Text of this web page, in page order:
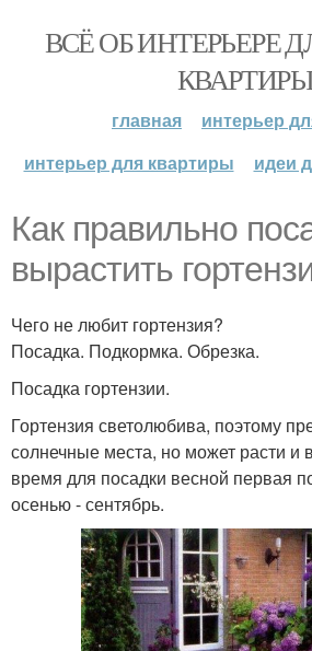
ВСЁ ОБ ИНТЕРЬЕРЕ
главная
интерьер
интерьер для квартиры
идеи
Как правильно
вырастить
Чего не любит гортензия?
Посадка. Подкормка. Обрезка.
Посадка гортензии.
Гортензия светолюбива, поэтому
солнечные места, но может расти и
время для посадки весной первая
осенью - сентябрь.